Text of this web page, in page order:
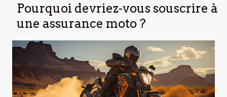
Pourquoi devriez-vous souscrire à
une assurance moto ?